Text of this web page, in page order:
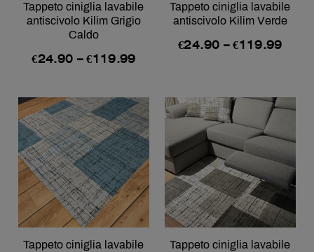
Tappeto ciniglia lavabile
antiscivolo Kilim Grigio
Caldo
€24.90 –€119.99
Tappeto ciniglia lavabile
antiscivolo Kilim Verde
€24.90 –€119.99
Tappeto ciniglia lavabile
Tappeto ciniglia lavabile